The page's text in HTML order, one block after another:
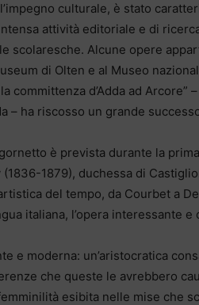
culturale, è stato
attività editoriale e di
scolaresche. Alcune opere
di Olten e al Museo
committenza d’Adda ad Arcore”
– ha riscosso un grande
è prevista durante la
1879), duchessa di
del tempo, da Courbet a
italiana, l’opera interessante e
e moderna: un’aristocratica
che queste le avrebbero
esibita nelle mise che